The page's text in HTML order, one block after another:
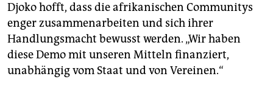
Djoko hofft, dass die afrikanischen Communitys
enger zusammenarbeiten und sich ihrer
Handlungsmacht bewusst werden. „Wir haben
diese Demo mit unseren Mitteln finanziert,
unabhängig vom Staat und von Vereinen.“